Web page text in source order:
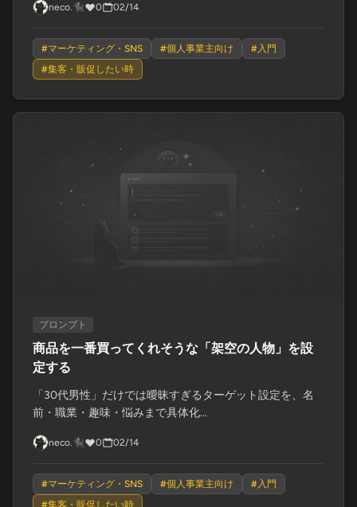
neco.🐈‍⬛ 0 02/14
#マーケティング・SNS #個人事業主向け # 入門
#集客・販促したい時
プロンプト
商品を一番買ってくれそうな「架空の人物」を設
定する
「30代男性」だけでは曖昧すぎるターゲット設定を、名
前・職業・趣味・悩みまで具体化...
neco.🐈‍⬛ 0 02/14
#マーケティング・SNS #個人事業主向け #入門